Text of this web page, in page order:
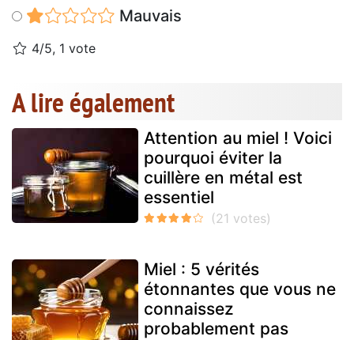
Mauvais
4/5, 1 vote
A lire également
Attention au miel ! Voici
pourquoi éviter la
cuillère en métal est
essentiel
Miel : 5 vérités
étonnantes que vous ne
connaissez
probablement pas